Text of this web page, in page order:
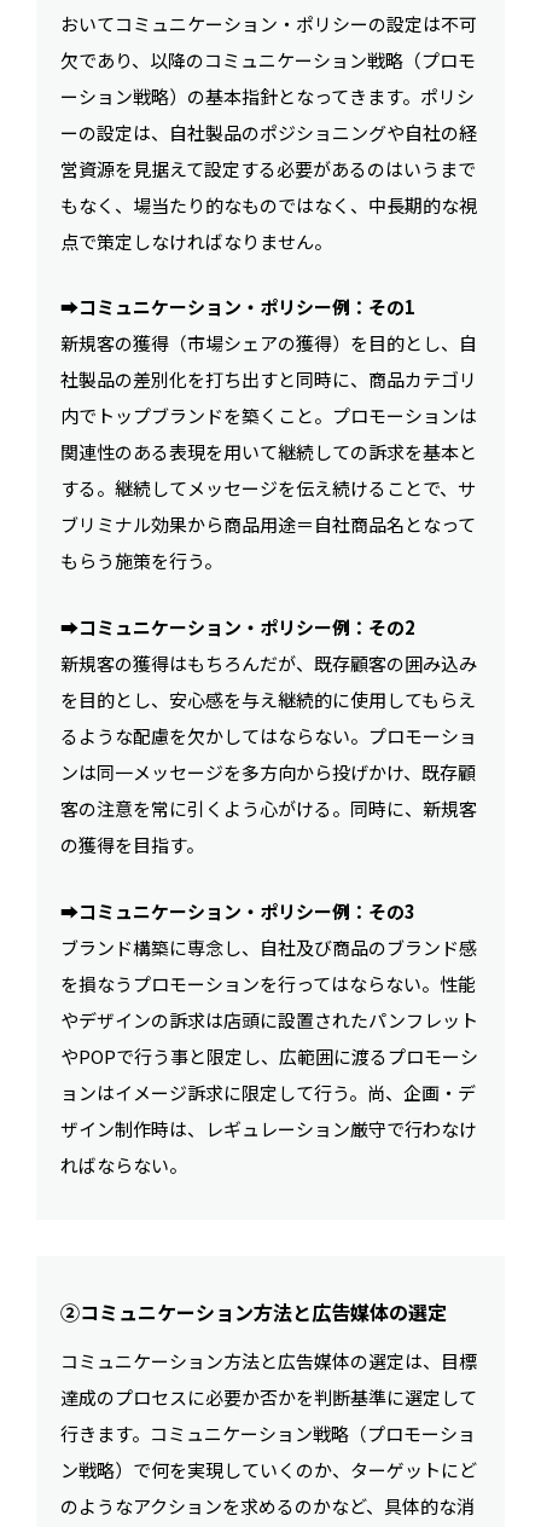
おいてコミュニケーション・ポリシーの設定は不可
欠であり、以降のコミュニケーション戦略（プロモ
ーション戦略）の基本指針となってきます。ポリシ
ーの設定は、自社製品のポジショニングや自社の経
営資源を見据えて設定する必要があるのはいうまで
もなく、場当たり的なものではなく、中長期的な視
点で策定しなければなりません。
➡︎コミュニケーション・ポリシー例：その1
新規客の獲得（市場シェアの獲得）を目的とし、自
社製品の差別化を打ち出すと同時に、商品カテゴリ
内でトップブランドを築くこと。プロモーションは
関連性のある表現を用いて継続しての訴求を基本と
する。継続してメッセージを伝え続けることで、サ
ブリミナル効果から商品用途＝自社商品名となって
もらう施策を行う。
➡︎コミュニケーション・ポリシー例：その2
新規客の獲得はもちろんだが、既存顧客の囲み込み
を目的とし、安心感を与え継続的に使用してもらえ
るような配慮を欠かしてはならない。プロモーショ
ンは同一メッセージを多方向から投げかけ、既存顧
客の注意を常に引くよう心がける。同時に、新規客
の獲得を目指す。
➡︎コミュニケーション・ポリシー例：その3
ブランド構築に専念し、自社及び商品のブランド感
を損なうプロモーションを行ってはならない。性能
やデザインの訴求は店頭に設置されたパンフレット
やPOPで行う事と限定し、広範囲に渡るプロモーシ
ョンはイメージ訴求に限定して行う。尚、企画・デ
ザイン制作時は、レギュレーション厳守で行わなけ
ればならない。
②コミュニケーション方法と広告媒体の選定
コミュニケーション方法と広告媒体の選定は、目標
達成のプロセスに必要か否かを判断基準に選定して
行きます。コミュニケーション戦略（プロモーショ
ン戦略）で何を実現していくのか、ターゲットにど
のようなアクションを求めるのかなど、具体的な消